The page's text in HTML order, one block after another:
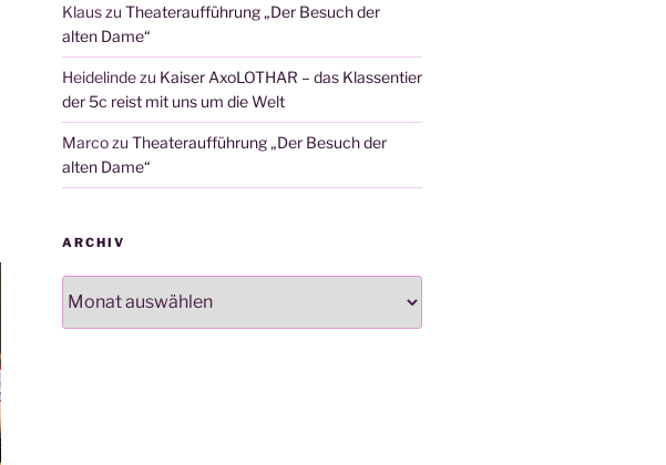
Klauszu Theateraufführung „Der Besuch der
alten Dame“
Heidelindezu Kaiser AxoLOTHAR – das Klassentier
der 5c reist mit uns um die Welt
Marcozu Theateraufführung „Der Besuch der
alten Dame“
ARCHIV